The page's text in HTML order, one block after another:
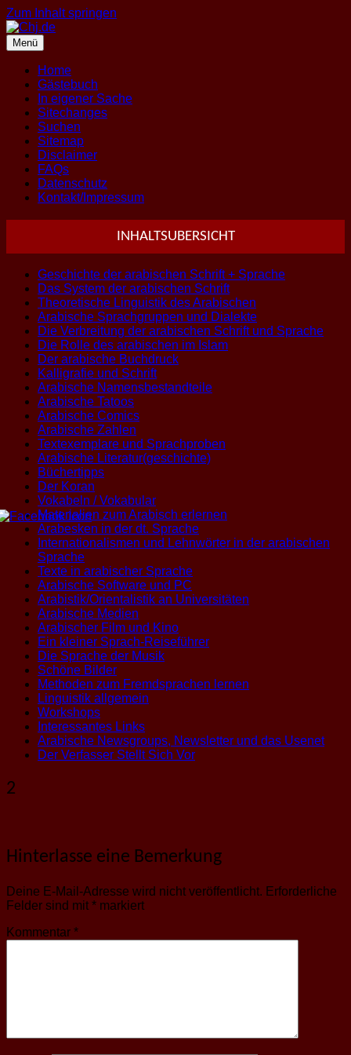
Zum Inhalt springen
Menü
Home
Gästebuch
In eigener Sache
Sitechanges
Suchen
Sitemap
Disclaimer
FAQs
Datenschutz
Kontakt/Impressum
INHALTSUBERSICHT
Geschichte der arabischen Schrift + Sprache
Das System der arabischen Schrift
Theoretische Linguistik des Arabischen
Arabische Sprachgruppen und Dialekte
Die Verbreitung der arabischen Schrift und Sprache
Die Rolle des arabischen im Islam
Der arabische Buchdruck
Kalligrafie und Schrift
Arabische Namensbestandteile
Arabische Tatoos
Arabische Comics
Arabische Zahlen
Textexemplare und Sprachproben
Arabische Literatur(geschichte)
Büchertipps
Der Koran
Vokabeln / Vokabular
Materialien zum Arabisch erlernen
Arabesken in der dt. Sprache
Internationalismen und Lehnwörter in der arabischen
Sprache
Texte in arabischer Sprache
Arabische Software und PC
Arabistik/Orientalistik an Universitäten
Arabische Medien
Arabischer Film und Kino
Ein kleiner Sprach-Reiseführer
Die Sprache der Musik
Schöne Bilder
Methoden zum Fremdsprachen lernen
Linguistik allgemein
Workshops
Interessantes Links
Arabische Newsgroups, Newsletter und das Usenet
Der Verfasser Stellt Sich Vor
2
Hinterlasse eine Bemerkung
Deine E-Mail-Adresse wird nicht veröffentlicht. Erforderliche
Felder sind mit * markiert
Kommentar *